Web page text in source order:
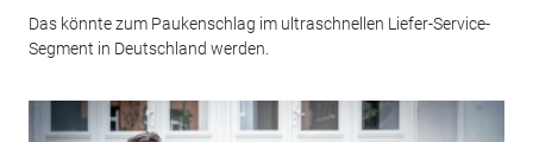
Das könnte zum Paukenschlag im ultraschnellen Liefer-Service-
Segment in Deutschland werden.